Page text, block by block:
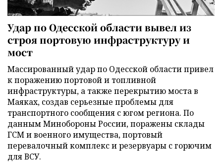
Удар по Одесской области вывел из
строя портовую инфраструктуру и
мост
Массированный удар по Одесской области привел
к поражению портовой и топливной
инфраструктуры, а также перекрытию моста в
Маяках, создав серьезные проблемы для
транспортного сообщения с югом региона. По
данным Минобороны России, поражены склады
ГСМ и военного имущества, портовый
перевалочный комплекс и резервуары с горючим
для ВСУ.